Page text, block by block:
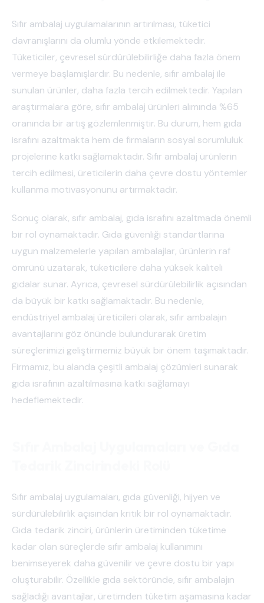
Sıfır ambalaj uygulamalarının artırılması, tüketici
davranışlarını da olumlu yönde etkilemektedir.
Tüketiciler, çevresel sürdürülebilirliğe daha fazla önem
vermeye başlamışlardır. Bu nedenle, sıfır ambalaj ile
sunulan ürünler, daha fazla tercih edilmektedir. Yapılan
araştırmalara göre, sıfır ambalaj ürünleri alımında %65
oranında bir artış gözlemlenmiştir. Bu durum, hem gıda
israfını azaltmakta hem de firmaların sosyal sorumluluk
projelerine katkı sağlamaktadır. Sıfır ambalaj ürünlerin
tercih edilmesi, üreticilerin daha çevre dostu yöntemler
kullanma motivasyonunu artırmaktadır.
Sonuç olarak, sıfır ambalaj, gıda israfını azaltmada önemli
bir rol oynamaktadır. Gıda güvenliği standartlarına
uygun malzemelerle yapılan ambalajlar, ürünlerin raf
ömrünü uzatarak, tüketicilere daha yüksek kaliteli
gıdalar sunar. Ayrıca, çevresel sürdürülebilirlik açısından
da büyük bir katkı sağlamaktadır. Bu nedenle,
endüstriyel ambalaj üreticileri olarak, sıfır ambalajın
avantajlarını göz önünde bulundurarak üretim
süreçlerimizi geliştirmemiz büyük bir önem taşımaktadır.
Firmamız, bu alanda çeşitli ambalaj çözümleri sunarak
gıda israfının azaltılmasına katkı sağlamayı
hedeflemektedir.
Sıfır ambalaj uygulamaları, gıda güvenliği, hijyen ve
sürdürülebilirlik açısından kritik bir rol oynamaktadır.
Gıda tedarik zinciri, ürünlerin üretiminden tüketime
kadar olan süreçlerde sıfır ambalaj kullanımını
benimseyerek daha güvenilir ve çevre dostu bir yapı
oluşturabilir. Özellikle gıda sektöründe, sıfır ambalajın
sağladığı avantajlar, üretimden tüketim aşamasına kadar